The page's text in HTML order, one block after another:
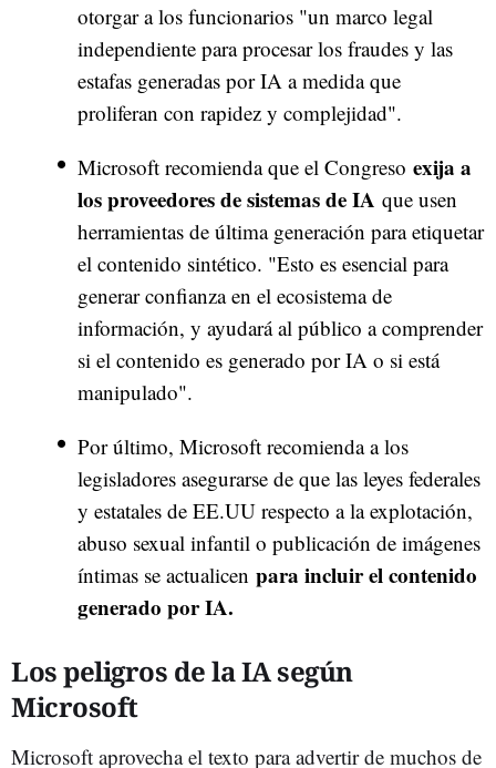
otorgar a los funcionarios "un marco legal
independiente para procesar los fraudes y las
estafas generadas por IA a medida que
proliferan con rapidez y complejidad".
Microsoft recomienda que el Congreso exija a
los proveedores de sistemas de IA que usen
herramientas de última generación para etiquetar
el contenido sintético. "Esto es esencial para
generar confianza en el ecosistema de
información, y ayudará al público a comprender
si el contenido es generado por IA o si está
manipulado".
Por último, Microsoft recomienda a los
legisladores asegurarse de que las leyes federales
y estatales de EE.UU respecto a la explotación,
abuso sexual infantil o publicación de imágenes
íntimas se actualicen para incluir el contenido
generado por IA.
Los peligros de la IA según
Microsoft
Microsoft aprovecha el texto para advertir de muchos de